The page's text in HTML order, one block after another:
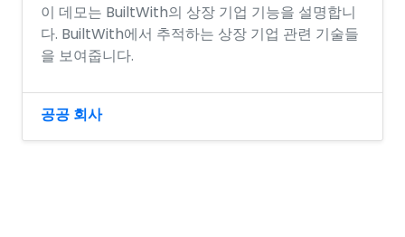
이 데모는 BuiltWith의 상장 기업 기능을 설명합니
다. BuiltWith에서 추적하는 상장 기업 관련 기술들
을 보여줍니다.
공공 회사